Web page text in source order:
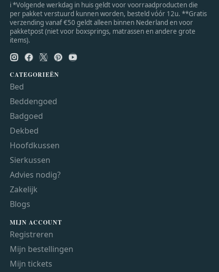
ℹ *Volgende werkdag in huis geldt voor voorraadproducten die
per pakket verstuurd kunnen worden, besteld vóór 12u. **Gratis
verzending vanaf €50 geldt alleen binnen Nederland en voor
pakketpost (niet voor boxsprings, matrassen en andere grote
items).
CATEGORIEËN
Bed
Beddengoed
Badgoed
Dekbed
Hoofdkussen
Sierkussen
Advies nodig?
Zakelijk
Blogs
MIJN ACCOUNT
Registreren
Mijn bestellingen
Mijn tickets